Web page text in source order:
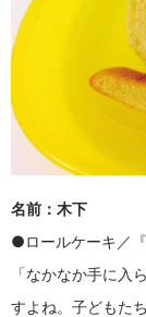
名前：木下
●ロールケーキ／
「なかなか手に入
すよね。子どもた